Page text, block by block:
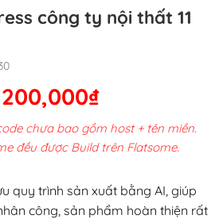
công ty nội thất 11
Giá
gốc
là:
2,800,000₫.
200,000₫Giá
hiện
tại
200,000₫.
chưa bao gồm host + tên miền.
đều được Build trên Flatsome.
quy trình sản xuất bằng AI, giúp
công, sản phẩm hoàn thiện rất